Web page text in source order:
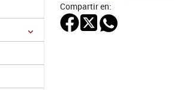
Compartir en: